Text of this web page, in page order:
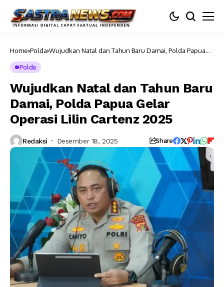
Home Polda Wujudkan Natal dan Tahun Baru Damai, Polda Papua
Polda
Wujudkan Natal dan Tahun Baru
Damai, Polda Papua Gelar
Operasi Lilin Cartenz 2025
Redaksi Desember 18, 2025 Share